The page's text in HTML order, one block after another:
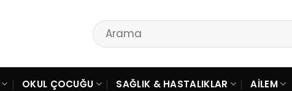
OKUL ÇOCUĞU SAĞLIK & HASTALIKLAR AILEM